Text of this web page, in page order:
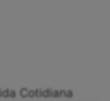
Cotidiana